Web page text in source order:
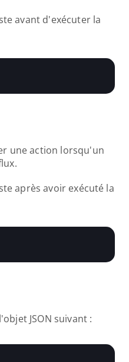
avant d'exécuter la
une action lorsqu'un
après avoir exécuté la
JSON suivant :